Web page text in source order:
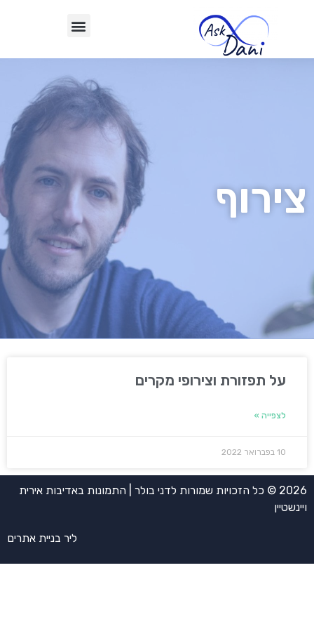
צירוף
על תפזורת וצירופי מקרים
לצפייה »
10 בפברואר 2022
2026 © כל הזכויות שמורות לדני בולר | התמונות באדיבות אירית
ויינשטיין
ליר בניית אתרים